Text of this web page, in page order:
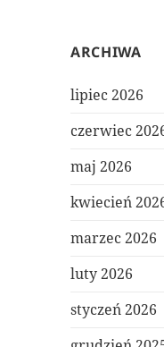
ARCHIWA
lipiec 2026
czerwiec
maj 2026
kwiecień
marzec 2026
luty 2026
styczeń 2026